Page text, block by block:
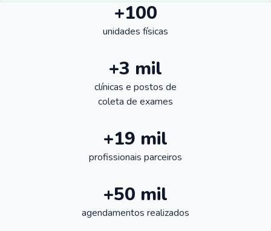
+100
unidades físicas
+3 mil
clínicas e postos de
coleta de exames
+19 mil
profissionais parceiros
+50 mil
agendamentos realizados